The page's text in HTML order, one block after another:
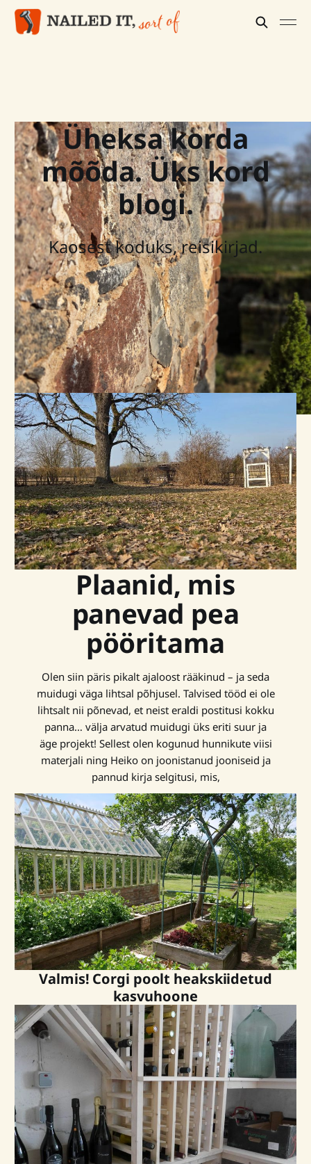
Üheksa korda
mõõda. Üks kord
blogi.
Kaosest koduks, reisikirjad.
Plaanid, mis
panevad pea
pööritama
Olen siin päris pikalt ajaloost rääkinud – ja seda
muidugi väga lihtsal põhjusel. Talvised tööd ei ole
lihtsalt nii põnevad, et neist eraldi postitusi kokku
panna… välja arvatud muidugi üks eriti suur ja
äge projekt! Sellest olen kogunud hunnikute viisi
materjali ning Heiko on joonistanud jooniseid ja
pannud kirja selgitusi, mis,
Valmis! Corgi poolt heakskiidetud
kasvuhoone